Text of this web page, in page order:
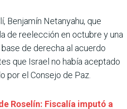
Benjamín Netanyahu, que
de reelección en octubre y una
de derecha al acuerdo
que Israel no había aceptado
por el Consejo de Paz.
Roselín: Fiscalía imputó a